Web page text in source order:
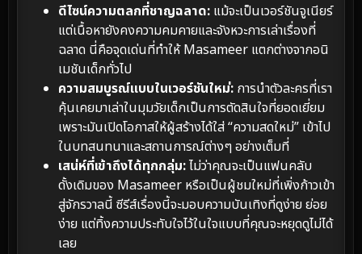
ดีไซน์ความตลกที่ชาญฉลาด: แม้จะเป็นเวอร์ชันจูเนียร์
แต่เนื้อหายังคงความคมคายและจังหวะการเล่าเรื่องที่
ฉลาด นี่คือจุดเด่นที่ทำให้ Masameer แตกต่างจากอนิ
เมชันเด็กทั่วไป
ความสมบูรณ์แบบในเวอร์ชันใหม่: การนำตัวละครที่เรา
คุ้นเคยมาเล่าในมุมวัยเด็กเป็นการตัดสินใจที่ยอดเยี่ยม
เพราะมันเปิดโอกาสให้ผู้สร้างได้ใส่ “ความสดใหม่” เข้าไป
ในบทสนทนาและสถานการณ์ต่างๆ อย่างเต็มที่
เสน่ห์ที่เข้าถึงได้ทุกกลุ่ม:ไม่ว่าคุณจะเป็นแฟนคลับ
ดั้งเดิมของ Masameer หรือเป็นผู้ชมใหม่ที่เพิ่งก้าวเข้า
สู่จักรวาลนี้ ซีรีส์เรื่องนี้จะมอบความบันเทิงที่ดูง่าย ย่อย
ง่าย แต่ทิ้งความประทับใจไว้ในใจแบบที่คุณจะหยุดดูไม่ได้
เลย